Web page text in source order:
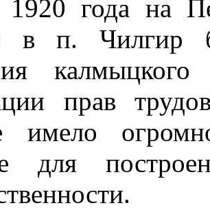
года на
в п. Чилгир
прав
имело
для